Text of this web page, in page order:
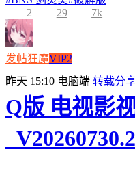
2
29 7k
发帖狂魔VIP2
昨天 15:10 电脑端 转载分
Q版 电视影